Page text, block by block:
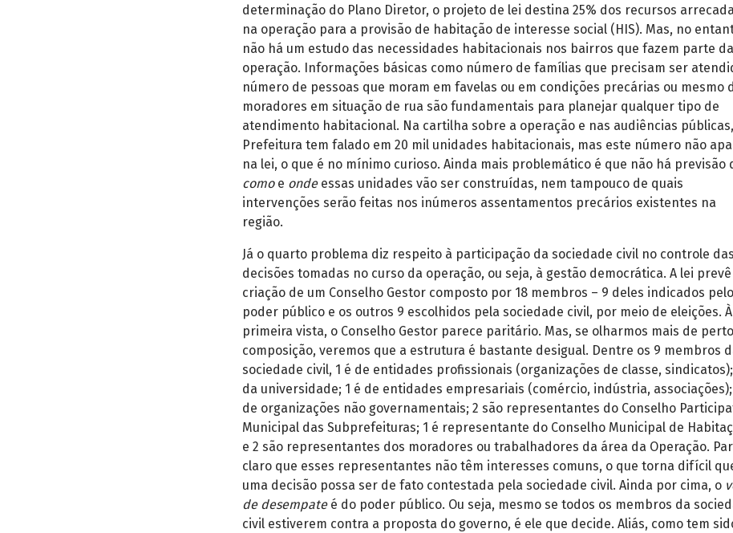
determinação do Plano Diretor, o projeto de lei destina 25% dos recursos
na operação para a provisão de habitação de interesse social (HIS). Mas, no
não há um estudo das necessidades habitacionais nos bairros que fazem parte da
operação. Informações básicas como número de famílias que precisam ser
número de pessoas que moram em favelas ou em condições precárias ou mesmo
moradores em situação de rua são fundamentais para planejar qualquer tipo de
atendimento habitacional. Na cartilha sobre a operação e nas audiências
Prefeitura tem falado em 20 mil unidades habitacionais, mas este número não
na lei, o que é no mínimo curioso. Ainda mais problemático é que não há previsão
comoe ondeessas unidades vão ser construídas, nem tampouco de quais
intervenções serão feitas nos inúmeros assentamentos precários existentes na
região.
Já o quarto problema diz respeito à participação da sociedade civil no controle das
decisões tomadas no curso da operação, ou seja, à gestão democrática. A lei prevê
criação de um Conselho Gestor composto por 18 membros – 9 deles indicados pelo
poder público e os outros 9 escolhidos pela sociedade civil, por meio de eleições. À
primeira vista, o Conselho Gestor parece paritário. Mas, se olharmos mais de
composição, veremos que a estrutura é bastante desigual. Dentre os 9 membros
sociedade civil, 1 é de entidades profissionais (organizações de classe, sindicatos);
da universidade; 1 é de entidades empresariais (comércio, indústria, associações);
de organizações não governamentais; 2 são representantes do Conselho
Municipal das Subprefeituras; 1 é representante do Conselho Municipal de
e 2 são representantes dos moradores ou trabalhadores da área da Operação.
claro que esses representantes não têm interesses comuns, o que torna difícil
uma decisão possa ser de fato contestada pela sociedade civil. Ainda por cima, o
de desempateé do poder público. Ou seja, mesmo se todos os membros da
civil estiverem contra a proposta do governo, é ele que decide. Aliás, como tem